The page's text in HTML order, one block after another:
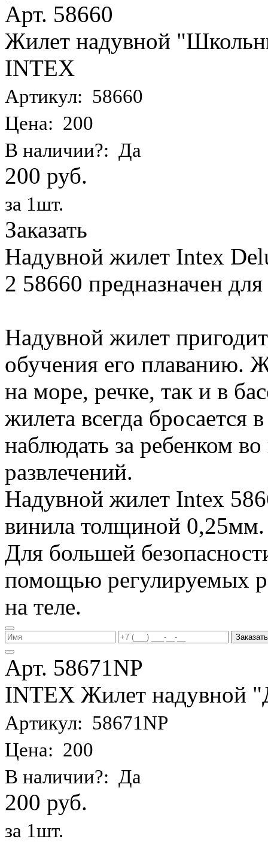
Арт. 58660
Жилет надувной
INTEX
Артикул: 58660
Цена: 200
В наличии?: Да
200 руб.
за 1шт.
Заказать
Надувной жилет Intex
2 58660 предназначен
Надувной жилет
обучения его плаванию.
на море, речке, так и в
жилета всегда бросается
наблюдать за ребенком
развлечений.
Надувной жилет Intex
винила толщиной 0,25мм.
Для большей
помощью регулируемых
на теле.
Заказать
Арт. 58671NP
INTEX Жилет надувной
Артикул: 58671NP
Цена: 200
В наличии?: Да
200 руб.
за 1шт.